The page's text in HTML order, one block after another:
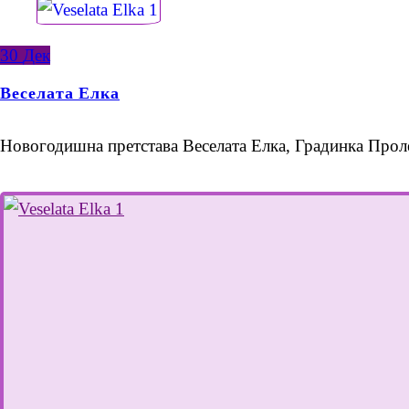
30 Дек
Веселата Елка
Новогодишна претстава Веселата Елка, Градинка